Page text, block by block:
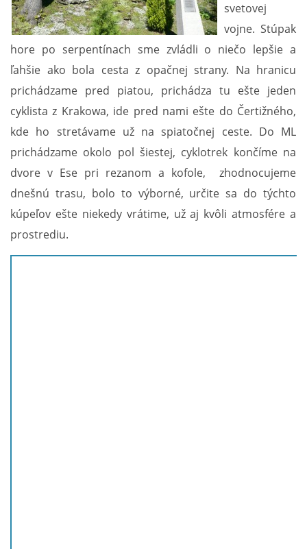
LYŽOVANIE
TURISTIKA
NAŠE AKTIVITY
ČRIEPKY Z HISTÓRIE REGIÓNU
svetovej
vojne. Stúpak
hore po serpentínach sme zvládli o niečo lepšie a
ľahšie ako bola cesta z opačnej strany. Na hranicu
prichádzame pred piatou, prichádza tu ešte jeden
cyklista z Krakowa, ide pred nami ešte do Čertižného,
kde ho stretávame už na spiatočnej ceste. Do ML
prichádzame okolo pol šiestej, cyklotrek končíme na
dvore v Ese pri rezanom a kofole, zhodnocujeme
dnešnú trasu, bolo to výborné, určite sa do týchto
kúpeľov ešte niekedy vrátime, už aj kvôli atmosfére a
prostrediu.